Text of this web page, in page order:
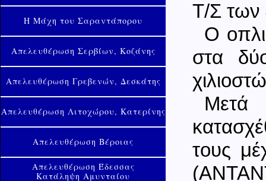
Η Μάχη του Σαραντάπορου
Απελευθέρωση Σερβίων, Κοζάνης
Απελευθέρωση Γρεβενών, Δεσκάτης
Απελευθέρωση Λιτοχώρου, Κατερίνης
Απελευθέρωση Βέροιας
Απελευθέρωση Έδεσσας
Κατάληψη Αμυνταίου
Τ/Σ των
Ο
στα
Μετά
τους